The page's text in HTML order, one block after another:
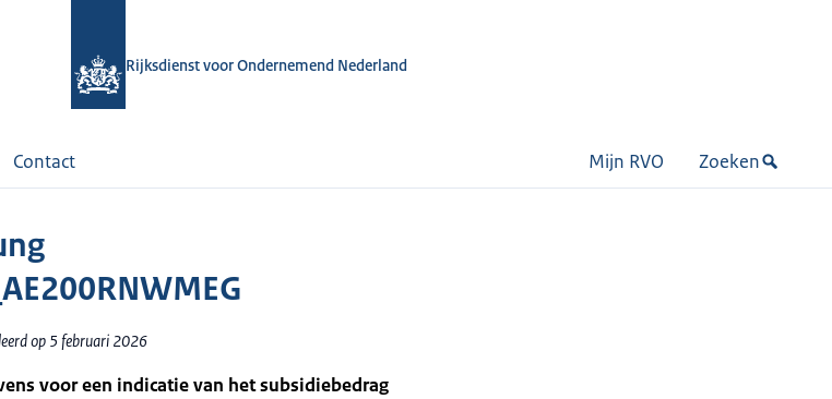
Rijksdienst voor Ondernemend Nederland
Contact Mijn RVO Zoeken
op 5 februari 2026
voor een indicatie van het subsidiebedrag